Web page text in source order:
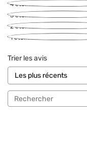
4étoiles
3étoiles
2étoiles
1étoile
Trier les avis